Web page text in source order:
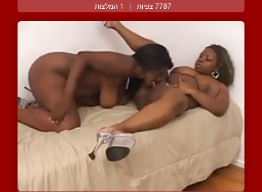
7787 צפיות | 1 המלצות